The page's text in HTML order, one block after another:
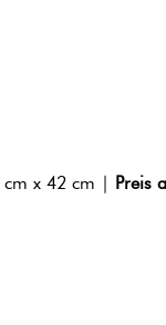
x 42 cm | Preis